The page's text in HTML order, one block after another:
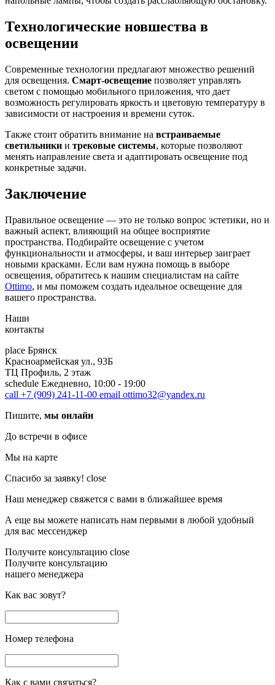
Технологические новшества в
освещении
Современные технологии предлагают множество решений
для освещения. Смарт-освещение позволяет управлять
светом с помощью мобильного приложения, что дает
возможность регулировать яркость и цветовую температуру в
зависимости от настроения и времени суток.
Также стоит обратить внимание на встраиваемые
светильники и трековые системы, которые позволяют
менять направление света и адаптировать освещение под
конкретные задачи.
Заключение
Правильное освещение — это не только вопрос эстетики, но и
важный аспект, влияющий на общее восприятие
пространства. Подбирайте освещение с учетом
функциональности и атмосферы, и ваш интерьер заиграет
новыми красками. Если вам нужна помощь в выборе
освещения, обратитесь к нашим специалистам на сайте
Ottimo, и мы поможем создать идеальное освещение для
вашего пространства.
Наши
контакты
place Брянск
Красноармейская ул., 93Б
ТЦ Профиль, 2 этаж
schedule Ежедневно, 10:00 - 19:00
call +7 (909) 241-11-00 email ottimo32@yandex.ru
Пишите, мы онлайн
До встречи в офисе
Мы на карте
Спасибо за заявку! close
Наш менеджер свяжется с вами в ближайшее время
А еще вы можете написать нам первыми в любой удобный
для вас мессенджер
Получите консультацию close
Получите консультацию
нашего менеджера
Как вас зовут?
Номер телефона
Как с вами связаться?